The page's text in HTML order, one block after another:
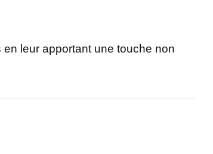
leur apportant une touche non